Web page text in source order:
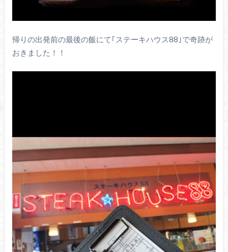
帰りの出発前の最後の飯にて｢ステーキハウス88｣で奇跡が
おきました！！